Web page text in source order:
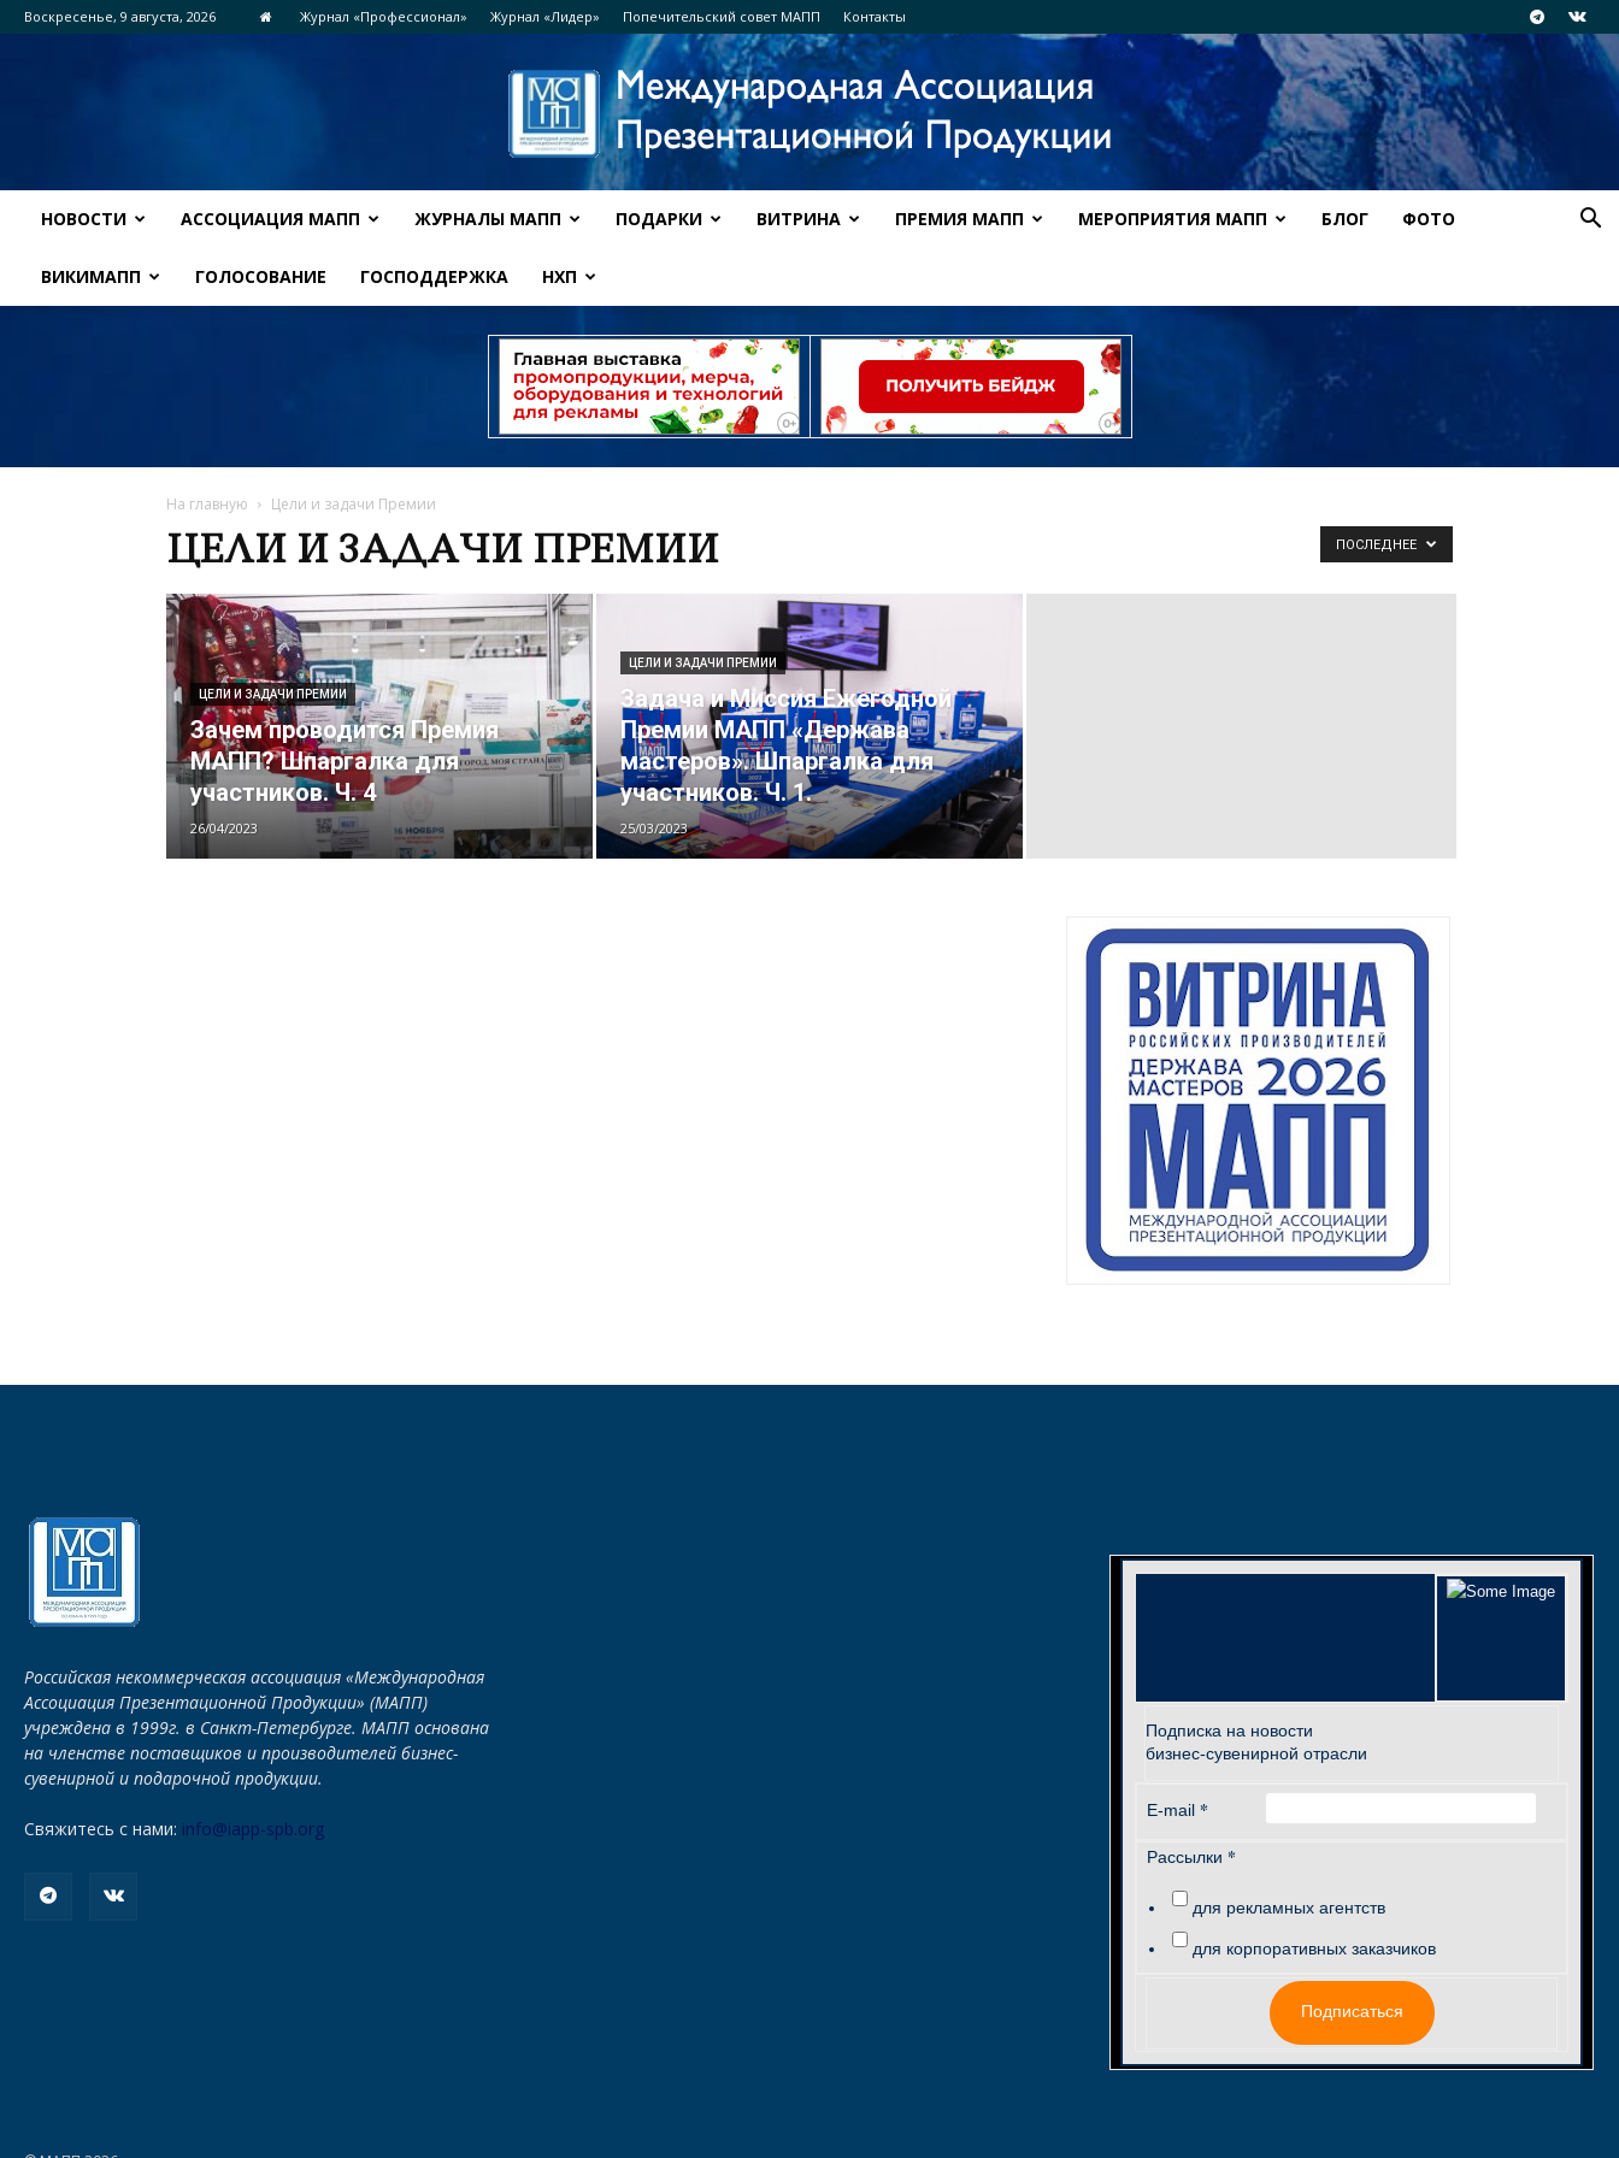
Воскресенье, 9 августа, 2026 Журнал «Профессионал» Журнал «Лидер» Попечительский совет МАПП Контакты
НОВОСТИ АССОЦИАЦИЯ МАПП ЖУРНАЛЫ МАПП ПОДАРКИ ВИТРИНА ПРЕМИЯ МАПП МЕРОПРИЯТИЯ МАПП БЛОГ ФОТО
ВИКИМАПП ГОЛОСОВАНИЕ ГОСПОДДЕРЖКА НХП
На главную Цели и задачи Премии
ЦЕЛИ И ЗАДАЧИ ПРЕМИИ ПОСЛЕДНЕЕ
ЦЕЛИ И ЗАДАЧИ ПРЕМИИ
Зачем проводится Премия
МАПП? Шпаргалка для
участников. Ч. 4
26/04/2023
ЦЕЛИ И ЗАДАЧИ ПРЕМИИ
Задача и Миссия Ежегодной
Премии МАПП «Держава
мастеров». Шпаргалка для
участников. Ч. 1.
25/03/2023
Российская некоммерческая ассоциация «Международная
Ассоциация Презентационной Продукции» (МАПП)
учреждена в 1999г. в Санкт-Петербурге. МАПП основана
на членстве поставщиков и производителей бизнес-
сувенирной и подарочной продукции.
Свяжитесь с нами: info@iapp-spb.org
Подписка на новости
бизнес-сувенирной отрасли
E-mail *
Рассылки *
для рекламных агентств
для корпоративных заказчиков
Подписаться